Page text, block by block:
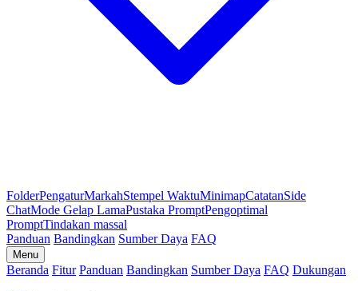
FolderPengaturMarkahStempel WaktuMinimapCatatanSide
ChatMode Gelap LamaPustaka PromptPengoptimal
PromptTindakan massal
Panduan Bandingkan Sumber Daya FAQ
Menu
Beranda Fitur Panduan Bandingkan Sumber Daya FAQ Dukungan